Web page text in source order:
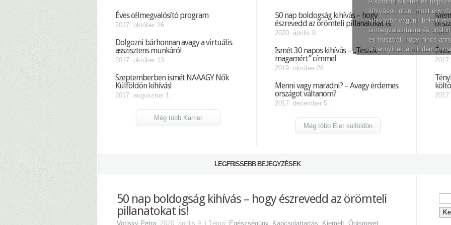
kihívások után, most egy
kihívásba vágunk bele
önmegvalósításra és
és frusztrál, hogy nincs
amennyinek a
Éves célmegvalósító program
2017. október 26.
Dolgozni bárhonnan avagy a virtuális
asszisztens munkáról
2017. október 13.
Szeptemberben ismét NAAAGY Nők
Külföldön kihívás!
2017. augusztus 1.
Még több Karrier
50 nap boldogság kihívás – hogy
észrevedd az örömteli pillanatokat is!
2020. április 9.
Ismét 30 napos kihívás – „Teszek
magamért” címmel
2019. október 26.
Menni vagy maradni? – Avagy érdemes
országot váltanom?
2017. december 5.
Még több Élet külföldön
LEGFRISSEBB BEJEGYZÉSEK
50 nap boldogság kihívás – hogy észrevedd az örömteli
pillanatokat is!
Votisky Petra, 2020. április 9. | Téma: Egészségügy, Kapcsolattartás, Kiemelt, Önismeret,